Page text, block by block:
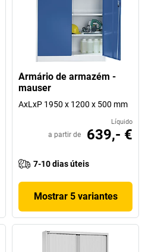
Armário de armazém -
mauser
AxLxP 1950 x 1200 x 500 mm
Líquido
a partir de 639,- €
7-10 dias úteis
Mostrar 5 variantes